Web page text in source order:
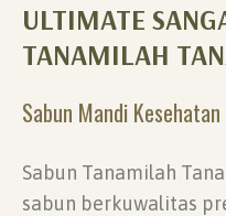
ULTIMATE
TANAMILAH
Sabun Mandi Kesehatan
Sabun Tanamilah
sabun berkuwalitas